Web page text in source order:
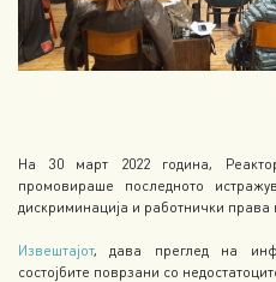
На 30 март 2022 година,
промовираше последното
дискриминација и работнички права
Извештајот, дава преглед на
состојбите поврзани со